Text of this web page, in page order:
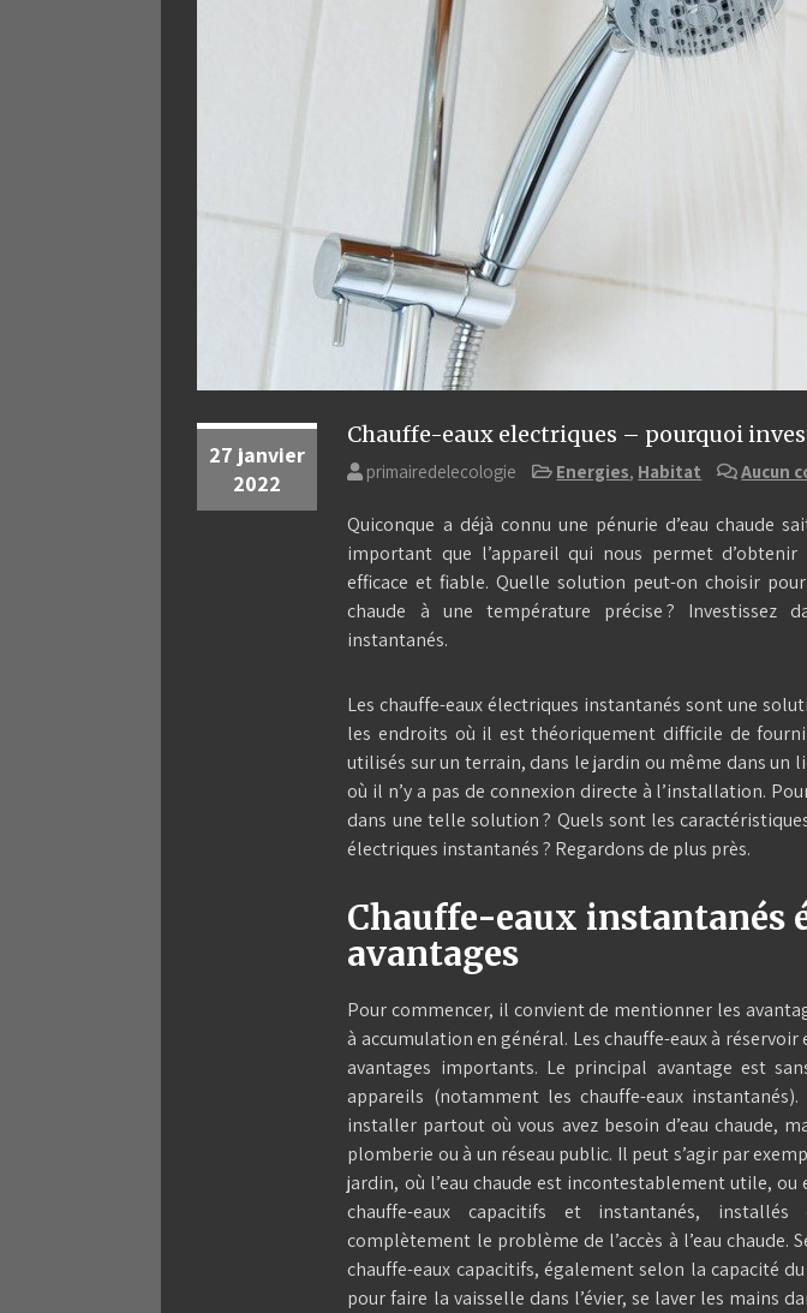
27 janvier
2022
Chauffe-eaux electriques – pourquoi
primairedelecologie Energies, Habitat Aucun
Quiconque a déjà connu une pénurie d’eau chaude
important que l’appareil qui nous permet
efficace et fiable. Quelle solution peut-on choisir
chaude à une température précise ? Investissez
instantanés.
Les chauffe-eaux électriques instantanés sont une
les endroits où il est théoriquement difficile de
utilisés sur un terrain, dans le jardin ou même dans un
où il n’y a pas de connexion directe à l’installation.
dans une telle solution ? Quels sont les
électriques instantanés ? Regardons de plus près.
Chauffe-eaux instantanés
avantages
Pour commencer, il convient de mentionner les
à accumulation en général. Les chauffe-eaux à
avantages importants. Le principal avantage est
appareils (notamment les chauffe-eaux
installer partout où vous avez besoin d’eau chaude,
plomberie ou à un réseau public. Il peut s’agir par
jardin, où l’eau chaude est incontestablement utile, ou
chauffe-eaux capacitifs et instantanés,
complètement le problème de l’accès à l’eau chaude.
chauffe-eaux capacitifs, également selon la capacité
pour faire la vaisselle dans l’évier, se laver les mains